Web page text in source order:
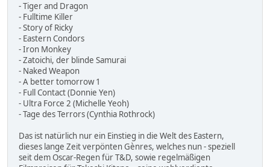
- Tiger and Dragon
- Fulltime Killer
- Story of Ricky
- Eastern Condors
- Iron Monkey
- Zatoichi, der blinde Samurai
- Naked Weapon
- A better tomorrow 1
- Full Contact (Donnie Yen)
- Ultra Force 2 (Michelle Yeoh)
- Tage des Terrors (Cynthia Rothrock)
Das ist natürlich nur ein Einstieg in die Welt des Eastern,
dieses lange Zeit verpönten Gènres, welches nun - speziell
seit dem Oscar-Regen für T&D, sowie regelmäßigen